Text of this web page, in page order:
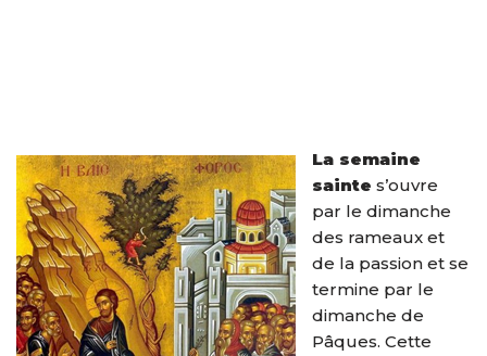
La semaine
sainte s’ouvre
par le dimanche
des rameaux et
de la passion et se
termine par le
dimanche de
Pâques. Cette